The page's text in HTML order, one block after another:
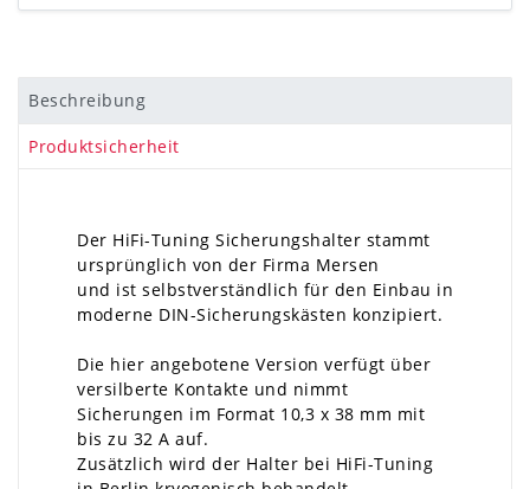
Beschreibung
Produktsicherheit
Der HiFi-Tuning Sicherungshalter stammt
ursprünglich von der Firma Mersen
und ist selbstverständlich für den Einbau in
moderne DIN-Sicherungskästen konzipiert.
Die hier angebotene Version verfügt über
versilberte Kontakte und nimmt
Sicherungen im Format 10,3 x 38 mm mit
bis zu 32 A auf.
Zusätzlich wird der Halter bei HiFi-Tuning